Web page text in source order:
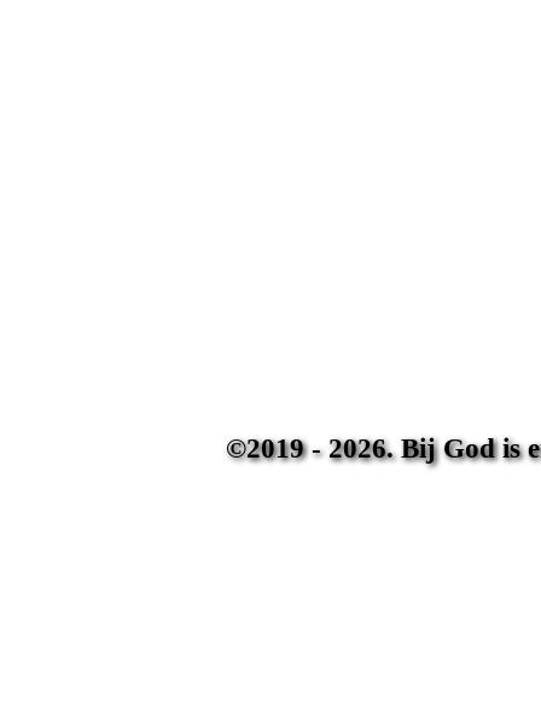
©2019 - 2026. Bij God is